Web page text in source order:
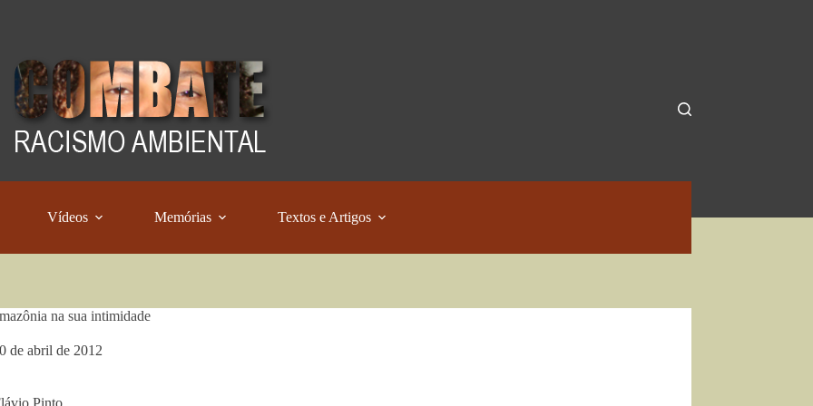
Vídeos Memórias Textos e Artigos
na sua intimidade
de abril de 2012
Pinto